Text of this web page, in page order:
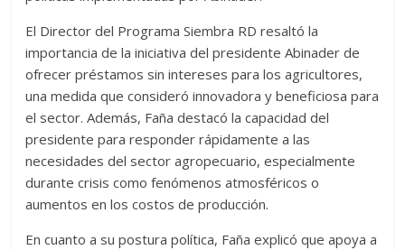
El Director del Programa Siembra RD resaltó la
importancia de la iniciativa del presidente Abinader de
ofrecer préstamos sin intereses para los agricultores,
una medida que consideró innovadora y beneficiosa para
el sector. Además, Faña destacó la capacidad del
presidente para responder rápidamente a las
necesidades del sector agropecuario, especialmente
durante crisis como fenómenos atmosféricos o
aumentos en los costos de producción.
En cuanto a su postura política, Faña explicó que apoya a